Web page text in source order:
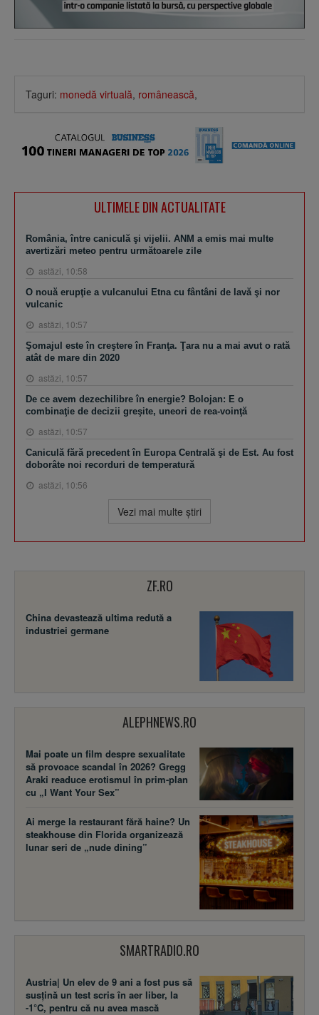
Taguri: monedă virtuală, românească,
ULTIMELE DIN ACTUALITATE
România, între caniculă şi vijelii. ANM a emis mai multe
avertizări meteo pentru următoarele zile
astăzi, 10:58
O nouă erupţie a vulcanului Etna cu fântâni de lavă şi nor
vulcanic
astăzi, 10:57
Şomajul este în creştere în Franţa. Ţara nu a mai avut o rată
atât de mare din 2020
astăzi, 10:57
De ce avem dezechilibre în energie? Bolojan: E o
combinaţie de decizii greşite, uneori de rea-voinţă
astăzi, 10:57
Caniculă fără precedent în Europa Centrală şi de Est. Au fost
doborâte noi recorduri de temperatură
astăzi, 10:56
Vezi mai multe ştiri
ZF.RO
China devastează ultima redută a
industriei germane
ALEPHNEWS.RO
Mai poate un film despre sexualitate
să provoace scandal în 2026? Gregg
Araki readuce erotismul în prim-plan
cu „I Want Your Sex”
Ai merge la restaurant fără haine? Un
steakhouse din Florida organizează
lunar seri de „nude dining”
SMARTRADIO.RO
Austria| Un elev de 9 ani a fost pus să
susţină un test scris în aer liber, la
-1°C, pentru că nu avea mască